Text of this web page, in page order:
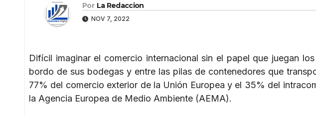
Por La Redaccion
NOV 7, 2022
Difícil imaginar el comercio internacional sin el papel que juegan
bordo de sus bodegas y entre las pilas de contenedores que
77% del comercio exterior de la Unión Europea y el 35% del
la Agencia Europea de Medio Ambiente (AEMA).